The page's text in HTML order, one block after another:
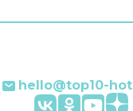
hello@top10-